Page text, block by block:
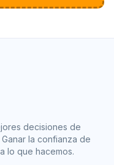
decisiones de
la confianza de
lo que hacemos.